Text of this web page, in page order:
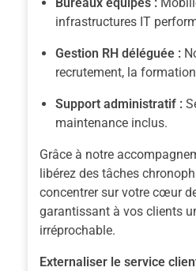
Bureaux équipés :
infrastructures IT
Gestion RH déléguée :
recrutement, la
Support administratif :
maintenance inclus.
Grâce à notre
libérez des tâches
concentrer sur votre cœur
garantissant à vos clients
irréprochable.
Externaliser le service